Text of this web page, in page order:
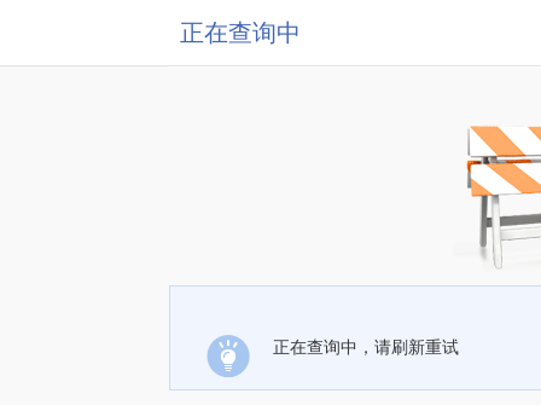
正在查询中
正在查询中，请刷新重试